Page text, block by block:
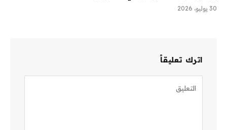
30 يوليو، 2026
اترك تعليقاً